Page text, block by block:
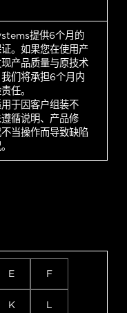
提供6个月的
。如果您在使用产
产品质量与原技术
们将承担6个月内
任。
于因客户组装不
循说明、产品修
当操作而导致缺陷
E F
K L